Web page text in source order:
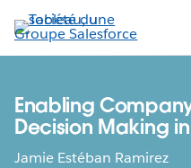
Aller
au
contenu
Enabling
Decision Making
Jamie Estéban Ramirez